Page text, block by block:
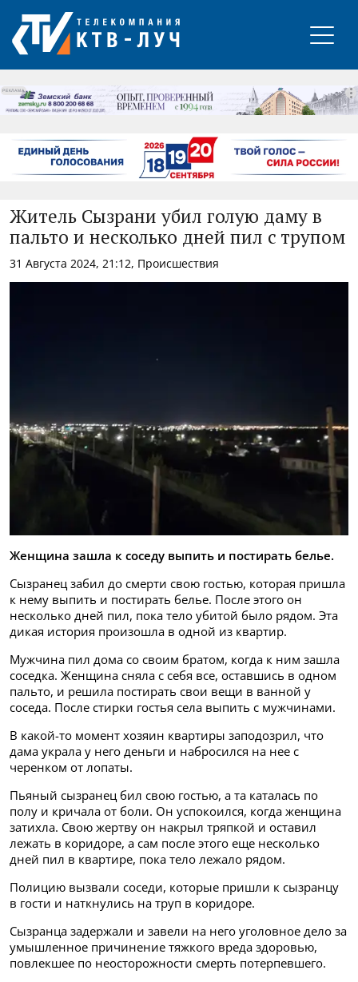
РЕКЛАМА
Житель Сызрани убил голую даму в
пальто и несколько дней пил с трупом
31 Августа 2024, 21:12, Происшествия
Женщина зашла к соседу выпить и постирать белье.
Сызранец забил до смерти свою гостью, которая пришла
к нему выпить и постирать белье. После этого он
несколько дней пил, пока тело убитой было рядом. Эта
дикая история произошла в одной из квартир.
Мужчина пил дома со своим братом, когда к ним зашла
соседка. Женщина сняла с себя все, оставшись в одном
пальто, и решила постирать свои вещи в ванной у
соседа. После стирки гостья села выпить с мужчинами.
В какой-то момент хозяин квартиры заподозрил, что
дама украла у него деньги и набросился на нее с
черенком от лопаты.
Пьяный сызранец бил свою гостью, а та каталась по
полу и кричала от боли. Он успокоился, когда женщина
затихла. Свою жертву он накрыл тряпкой и оставил
лежать в коридоре, а сам после этого еще несколько
дней пил в квартире, пока тело лежало рядом.
Полицию вызвали соседи, которые пришли к сызранцу
в гости и наткнулись на труп в коридоре.
Сызранца задержали и завели на него уголовное дело за
умышленное причинение тяжкого вреда здоровью,
повлекшее по неосторожности смерть потерпевшего.